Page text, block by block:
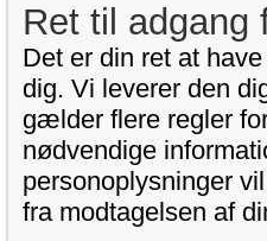
Ret til adgang
Det er din ret at
dig. Vi leverer den
gælder flere regler
nødvendige
personoplysninger
fra modtagelsen af